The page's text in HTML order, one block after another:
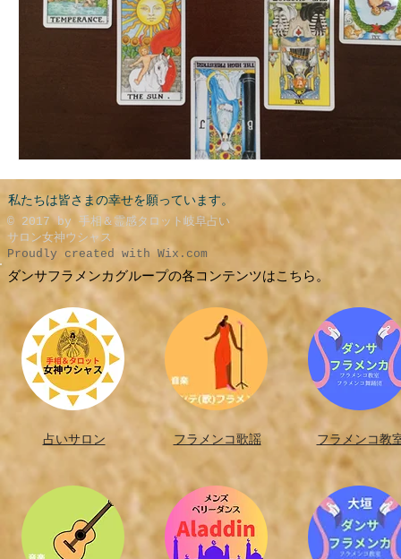
私たちは皆さまの幸せを願っています。
​© 2017 by 手相＆霊感タロット岐阜占い
サロン女神ウシャス
Proudly created with Wix.com
ダンサフラメンカグループの各コンテンツはこちら。
占いサロン フラメンコ歌謡 フラメンコ教